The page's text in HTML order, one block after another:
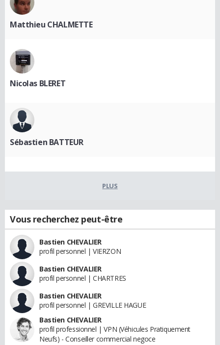
Matthieu CHALMETTE
Nicolas BLERET
Sébastien BATTEUR
PLUS
Vous recherchez peut-être
Bastien CHEVALIER
profil personnel | VIERZON
Bastien CHEVALIER
profil personnel | CHARTRES
Bastien CHEVALIER
profil personnel | GREVILLE HAGUE
Bastien CHEVALIER
profil professionnel | VPN (Véhicules Pratiquement
Neufs) - Conseiller commercial negoce